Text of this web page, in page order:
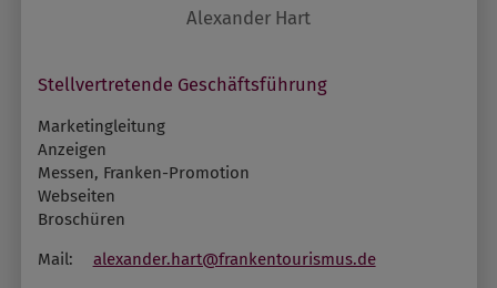
Alexander Hart
Stellvertretende Geschäftsführung
Marketingleitung
Anzeigen
Messen, Franken-Promotion
Webseiten
Broschüren
Mail:
alexander.hart@frankentourismus.de